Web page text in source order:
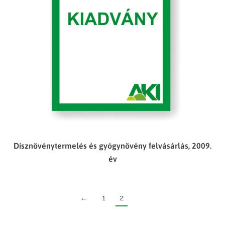
Dísznövénytermelés és gyógynövény felvásárlás, 2009.
év
← 1 2